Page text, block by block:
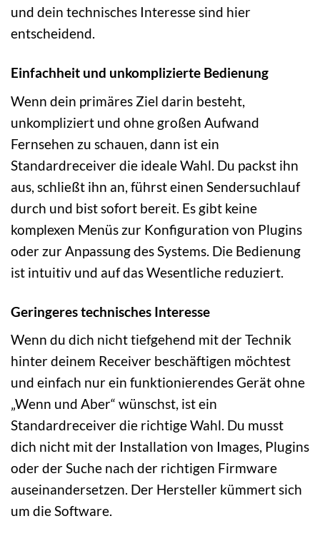
und dein technisches Interesse sind hier
entscheidend.
Einfachheit und unkomplizierte Bedienung
Wenn dein primäres Ziel darin besteht,
unkompliziert und ohne großen Aufwand
Fernsehen zu schauen, dann ist ein
Standardreceiver die ideale Wahl. Du packst ihn
aus, schließt ihn an, führst einen Sendersuchlauf
durch und bist sofort bereit. Es gibt keine
komplexen Menüs zur Konfiguration von Plugins
oder zur Anpassung des Systems. Die Bedienung
ist intuitiv und auf das Wesentliche reduziert.
Geringeres technisches Interesse
Wenn du dich nicht tiefgehend mit der Technik
hinter deinem Receiver beschäftigen möchtest
und einfach nur ein funktionierendes Gerät ohne
„Wenn und Aber“ wünschst, ist ein
Standardreceiver die richtige Wahl. Du musst
dich nicht mit der Installation von Images, Plugins
oder der Suche nach der richtigen Firmware
auseinandersetzen. Der Hersteller kümmert sich
um die Software.